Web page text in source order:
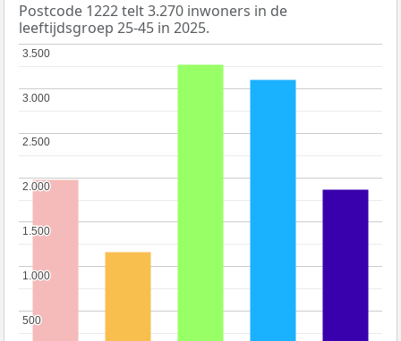
Postcode 1222 telt 3.270 inwoners in de
leeftijdsgroep 25-45 in 2025.
500
500
1.000
1.000
1.500
1.500
2.000
2.000
2.500
2.500
3.000
3.000
3.500
3.500